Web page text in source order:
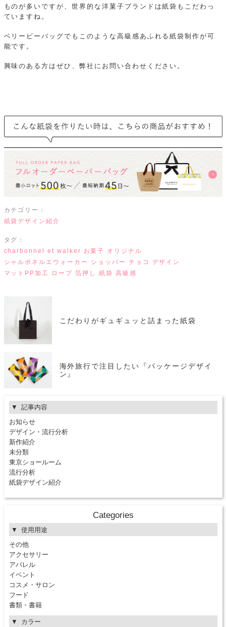
ものが多いですが、世界的な洋菓子ブランドは紙袋もこだわっ
ていますね。
ベリービーバッグでもこのような高級感あふれる紙袋制作が可
能です。
興味のある方はぜひ、弊社にお問い合わせください。
カテゴリー：
紙袋デザイン紹介
タグ：
charbonnel et walker お菓子 オリジナル
シャルボネルエウォーカー
ショッパー チョコ
デザイン
マットPP加工
ロープ 箔押し 紙袋 高級感
こだわりがギュギュッと詰まった紙袋
海外旅行で注目したい『パッケージデザイ
ン』
記事内容
お知らせ
デザイン・流行分析
新作紹介
未分類
東京ショールーム
流行分析
紙袋デザイン紹介
Categories
使用用途
その他
アクセサリー
アパレル
イベント
コスメ・サロン
フード
書類・書籍
カラー